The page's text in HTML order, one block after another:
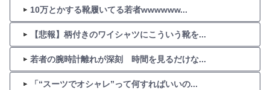
10万とかする靴履いてる若者wwwwww...
【悲報】柄付きのワイシャツにこういう靴を...
若者の腕時計離れが深刻 時間を見るだけな...
「“スーツでオシャレ”って何すればいいの...